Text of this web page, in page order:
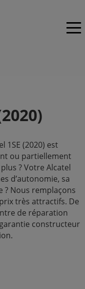
1SE (2020) est
ou partiellement
? Votre Alcatel
d’autonomie, sa
? Nous remplaçons
très attractifs. De
de réparation
constructeur